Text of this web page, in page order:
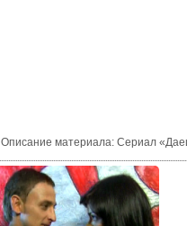
Описание материала: Сериал